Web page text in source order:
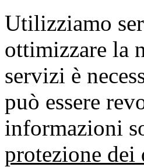
Utilizziamo
ottimizzare la
servizi è
può essere
informazioni
protezione dei